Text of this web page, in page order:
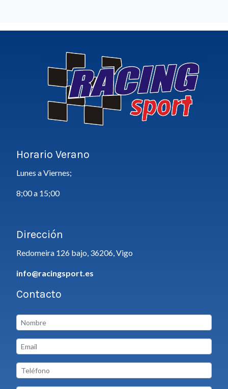
Horario Verano
Lunes a Viernes;
8;00 a 15;00
Dirección
Redomeira 126 bajo, 36206, Vigo
info@racingsport.es
Contacto